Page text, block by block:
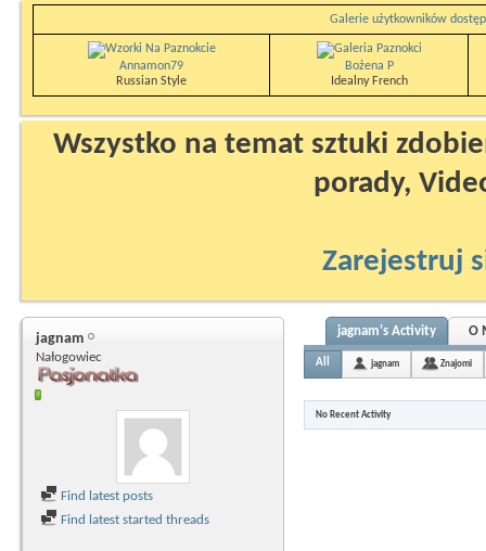
Galerie użytkowników
Annamon79
Russian Style
Bożena P
Idealny French
Wszystko na temat sztuki
porady,
Zarejestruj
jagnam
Nałogowiec
Find latest posts
Find latest started threads
jagnam's Activity O
All jagnam Znajomi
No Recent Activity